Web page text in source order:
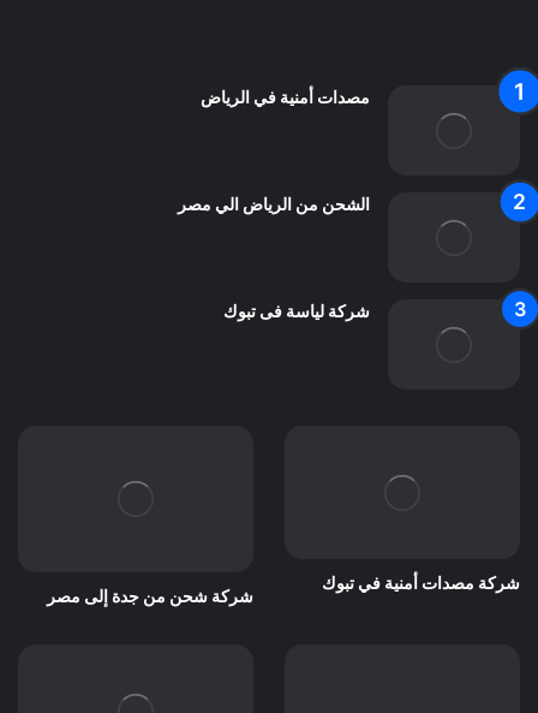
مصدات أمنية في الرياض
الشحن من الرياض الي مصر
شركة لياسة فى تبوك
شركة مصدات أمنية في تبوك
شركة شحن من جدة إلى مصر